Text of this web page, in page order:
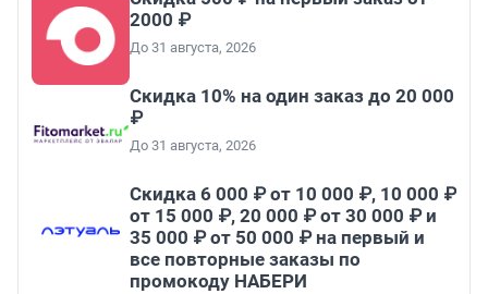
2000 ₽
До 31 августа, 2026
Скидка 10% на один заказ до 20 000
₽
До 31 августа, 2026
Скидка 6 000 ₽ от 10 000 ₽, 10 000 ₽
от 15 000 ₽, 20 000 ₽ от 30 000 ₽ и
35 000 ₽ от 50 000 ₽ на первый и
все повторные заказы по
промокоду НАБЕРИ